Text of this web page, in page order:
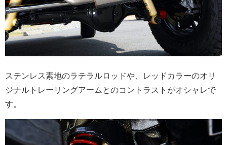
ステンレス素地のラテラルロッドや、レッドカラーのオリ
ジナルトレーリングアームとのコントラストがオシャレで
す。